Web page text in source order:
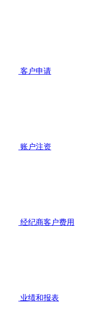
客户申请
账户注资
经纪商客户费用
业绩和报表